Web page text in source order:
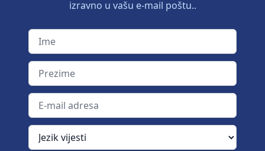
izravno u vašu e-mail poštu..
Ime
Prezime
E-mail adresa
Jezik vijesti